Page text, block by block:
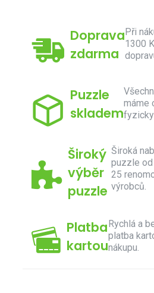
Doprava
zdarma
Při
1300
Puzzle
skladem
máme
Široký
výběr
puzzle
Široká
puzzle
25
výrobců.
Platba
kartou
Rychlá a
platba
nákupu.